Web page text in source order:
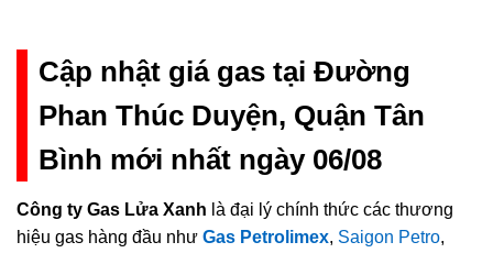
Cập nhật giá gas tại Đường
Phan Thúc Duyện, Quận Tân
Bình mới nhất ngày 06/08
Công ty Gas Lửa Xanh là đại lý chính thức các thương
hiệu gas hàng đầu như Gas Petrolimex, Saigon Petro,